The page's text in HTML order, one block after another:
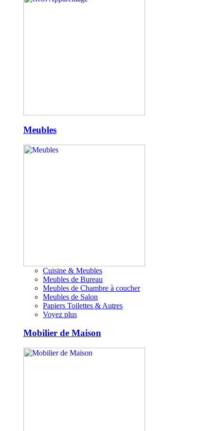
Meubles
Cuisine & Meubles
Meubles de Bureau
Meubles de Chambre à coucher
Meubles de Salon
Papiers Toilettes & Autres
Voyez plus
Mobilier de Maison